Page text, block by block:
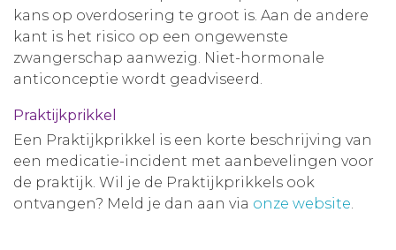
kans op overdosering te groot is. Aan de andere
kant is het risico op een ongewenste
zwangerschap aanwezig. Niet-hormonale
anticonceptie wordt geadviseerd.
Praktijkprikkel
Een Praktijkprikkel is een korte beschrijving van
een medicatie-incident met aanbevelingen voor
de praktijk. Wil je de Praktijkprikkels ook
ontvangen? Meld je dan aan via onze website.